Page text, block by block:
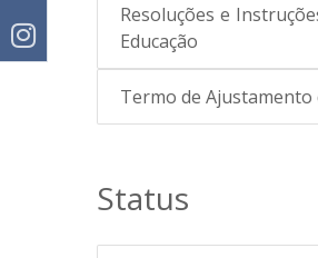
Resoluções e
Educação
Termo de Ajustamento
Status